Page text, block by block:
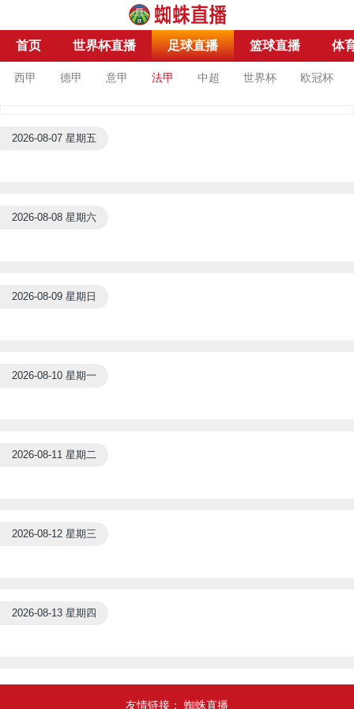
首页 世界杯直播 足球直播 篮球直播 体
西甲 德甲 意甲 法甲 中超 世界杯 欧冠杯
2026-08-07 星期五
2026-08-08 星期六
2026-08-09 星期日
2026-08-10 星期一
2026-08-11 星期二
2026-08-12 星期三
2026-08-13 星期四
友情链接： 蜘蛛直播